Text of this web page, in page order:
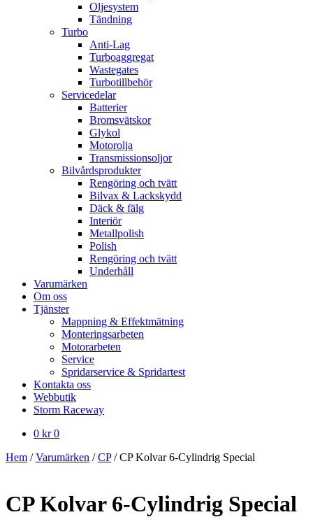
Oljesystem
Tändning
Turbo
Anti-Lag
Turboaggregat
Wastegates
Turbotillbehör
Servicedelar
Batterier
Bromsvätskor
Glykol
Motorolja
Transmissionsoljor
Bilvårdsprodukter
Rengöring och tvätt
Bilvax & Lackskydd
Däck & fälg
Interiör
Metallpolish
Polish
Rengöring och tvätt
Underhåll
Varumärken
Om oss
Tjänster
Mappning & Effektmätning
Monteringsarbeten
Motorarbeten
Service
Spridarservice & Spridartest
Kontakta oss
Webbutik
Storm Raceway
0 kr 0
Hem /Varumärken /CP/CP Kolvar 6-Cylindrig Special
CP Kolvar 6-Cylindrig Special